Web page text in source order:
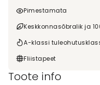
Pimestamata
Keskkonnasõbralik ja
A-klassi
Fliistapeet
Toote info